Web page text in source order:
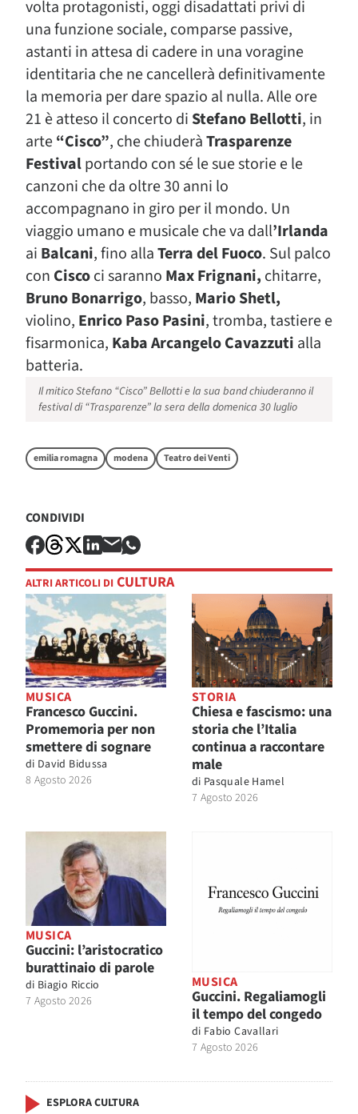
volta protagonisti, oggi disadattati privi di
una funzione sociale, comparse passive,
astanti in attesa di cadere in una voragine
identitaria che ne cancellerà definitivamente
la memoria per dare spazio al nulla. Alle ore
21 è atteso il concerto di Stefano Bellotti, in
arte“Cisco”, che chiuderàTrasparenze
Festivalportando con sé le sue storie e le
canzoni che da oltre 30 anni lo
accompagnano in giro per il mondo. Un
viaggio umano e musicale che va dall’Irlanda
ai Balcani, fino allaTerra del Fuoco. Sul palco
con Ciscoci saranno Max Frignani, chitarre,
Bruno Bonarrigo, basso, Mario Shetl,
violino, Enrico Paso Pasini, tromba, tastiere e
fisarmonica, Kaba Arcangelo Cavazzuti alla
batteria.
Il mitico Stefano “Cisco” Bellotti e la sua band chiuderanno il
festival di “Trasparenze” la sera della domenica 30 luglio
emilia romagna modena Teatro dei Venti
CONDIVIDI
ALTRI ARTICOLI DI CULTURA
MUSICA
Francesco Guccini.
Promemoria per non
smettere di sognare
di David Bidussa
8 Agosto 2026
STORIA
Chiesa e fascismo: una
storia che l’Italia
continua a raccontare
male
di Pasquale Hamel
7 Agosto 2026
MUSICA
Guccini: l’aristocratico
burattinaio di parole
di Biagio Riccio
7 Agosto 2026
MUSICA
Guccini. Regaliamogli
il tempo del congedo
di Fabio Cavallari
7 Agosto 2026
ESPLORA CULTURA